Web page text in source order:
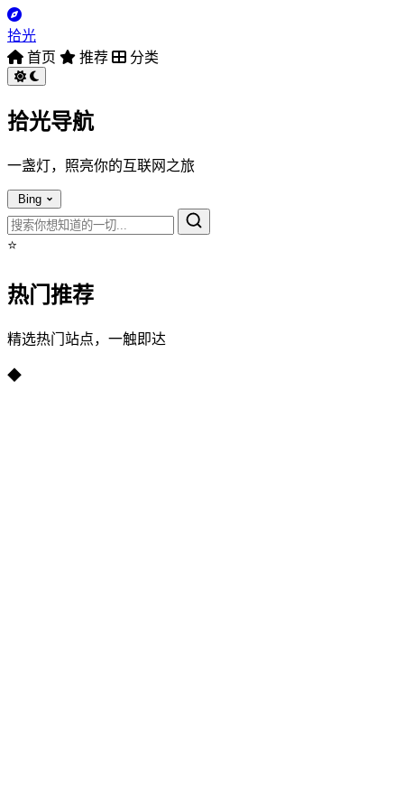
拾光
首页
推荐 分类
拾光导航
一盏灯，照亮你的互联网之旅
Bing
⭐
热门推荐
精选热门站点，一触即达
◆